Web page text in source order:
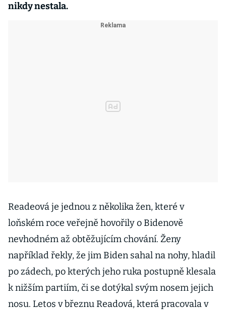
nikdy nestala.
Readeová je jednou z několika žen, které v
loňském roce veřejně hovořily o Bidenově
nevhodném až obtěžujícím chování. Ženy
například řekly, že jim Biden sahal na nohy, hladil
po zádech, po kterých jeho ruka postupně klesala
k nižším partiím, či se dotýkal svým nosem jejich
nosu. Letos v březnu Readová, která pracovala v